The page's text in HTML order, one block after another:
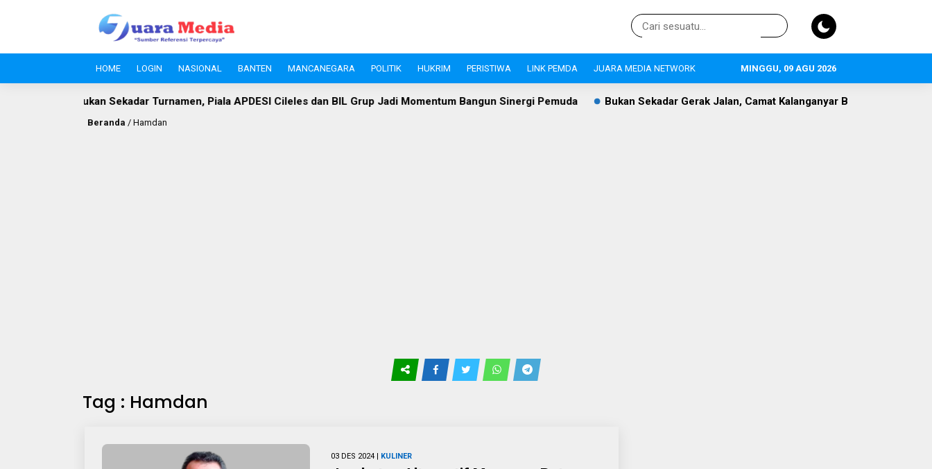
HOME LOGIN NASIONAL BANTEN MANCANEGARA POLITIK HUKRIM PERISTIWA LINK PEMDA JUARA MEDIA NETWORK MINGGU, 09 AGU 2026
Bukan Sekadar Turnamen, Piala APDESI Cileles dan BIL Grup Jadi Momentum Bangun Sinergi Pemuda Bukan Sekadar Gerak Jalan, Camat Kalanganyar Bangun Semangat
Beranda / Hamdan
Tag : Hamdan
03 DES 2024 | KULINER